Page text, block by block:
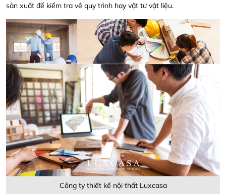
sản xuất để kiểm tra về quy trình hay vật tư vật liệu.
Công ty thiết kế nội thất Luxcasa